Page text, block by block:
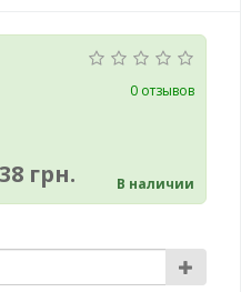
0 отзывов
38 грн. В наличии